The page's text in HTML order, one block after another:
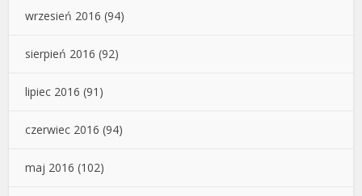
wrzesień 2016 (94)
sierpień 2016 (92)
lipiec 2016 (91)
czerwiec 2016 (94)
maj 2016 (102)